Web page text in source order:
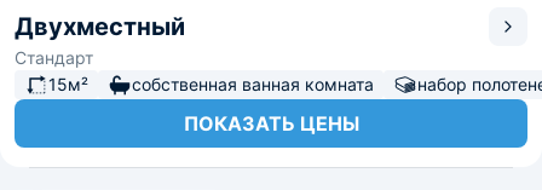
Двухместный
Стандарт
15м²
собственная ванная комната набор
ПОКАЗАТЬ ЦЕНЫ